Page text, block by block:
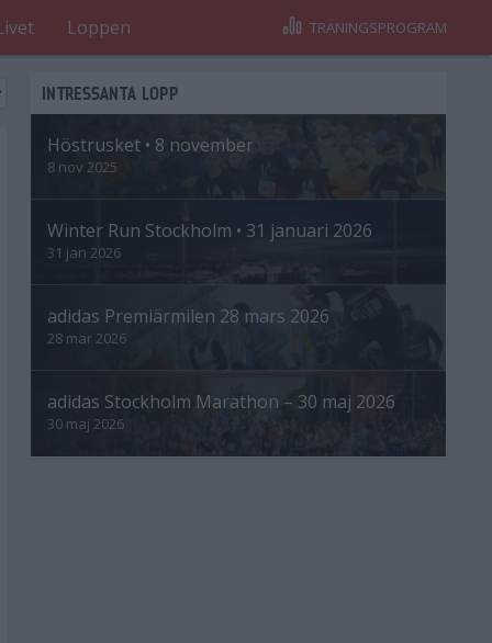
Loppen TRÄNINGSPROGRAM
INTRESSANTA LOPP
Höstrusket • 8 november
8 nov 2025
Winter Run Stockholm • 31 januari 2026
31 jan 2026
adidas Premiärmilen 28 mars 2026
28 mar 2026
adidas Stockholm Marathon – 30 maj 2026
30 maj 2026